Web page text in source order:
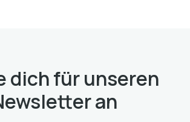
dich für unseren
an